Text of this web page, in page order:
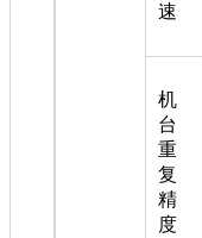
速
机
台
重
复
精
度